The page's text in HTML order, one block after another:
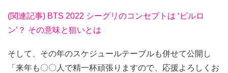
(関連記事) BTS 2022 シーグリのコンセプトは ‘ビルロ
ン’？ その意味と狙いとは
そして、その年のスケジュールテーブルも併せて公開し
「来年も〇〇人で精一杯頑張りますので、応援よろしくお